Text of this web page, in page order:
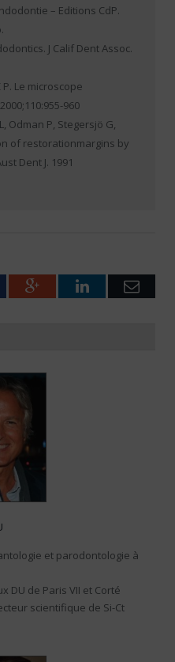
– Editions CdP.
J Calif Dent Assoc.
P. Le microscope
960
Odman P, Stegersjö G,
of restorationmargins by
Dent J. 1991
Google+LinkedIn
et parodontologie à
DU de Paris VII et Corté
scientifique de Si-Ct